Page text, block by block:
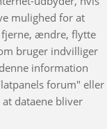
mulighed for at
ændre, flytte
bruger indvilliger
information
forum" eller
dataene bliver